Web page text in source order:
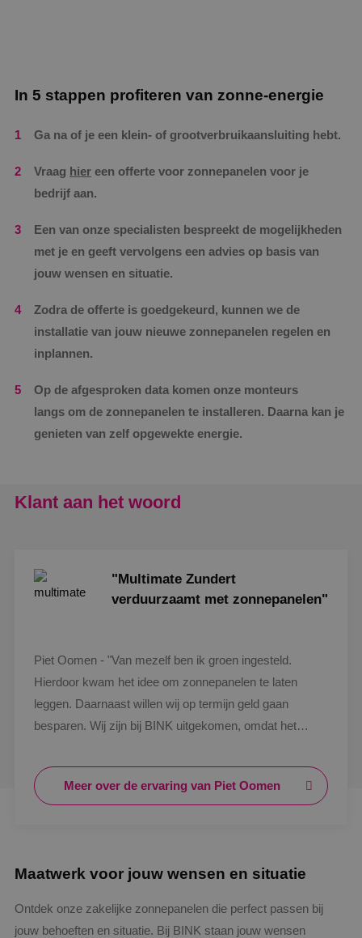
In 5 stappen profiteren van zonne-energie
Ga na of je een klein- of grootverbruikaansluiting hebt.
Vraag hier een offerte voor zonnepanelen voor je
bedrijf aan.
Een van onze specialisten bespreekt de mogelijkheden
met je en geeft vervolgens een advies op basis van
jouw wensen en situatie.
Zodra de offerte is goedgekeurd, kunnen we de
installatie van jouw nieuwe zonnepanelen regelen en
inplannen.
Op de afgesproken data komen onze monteurs
langs om de zonnepanelen te installeren. Daarna kan je
genieten van zelf opgewekte energie.
Klant aan het woord
"Multimate Zundert
verduurzaamt met zonnepanelen"
Piet Oomen - "Van mezelf ben ik groen ingesteld.
Hierdoor kwam het idee om zonnepanelen te laten
leggen. Daarnaast willen wij op termijn geld gaan
besparen. Wij zijn bij BINK uitgekomen, omdat het
geldt ook voor de communicatie met zowel de
monteurs als de verkoper. Ook ben ik tevreden over de
Meer over de ervaring van Piet Oomen
Maatwerk voor jouw wensen en situatie
Ontdek onze zakelijke zonnepanelen die perfect passen bij
jouw behoeften en situatie. Bij BINK staan jouw wensen